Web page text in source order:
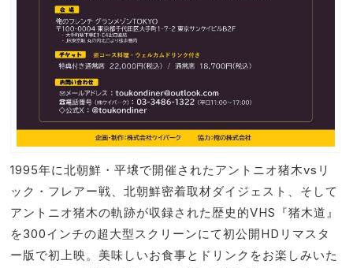
1995年に北朝鮮・平壌で開催されたアントニオ猪木vsリ
ック・フレアー戦、北朝鮮密着取材ダイジェスト、そして
アントニオ猪木の軌跡が収録された歴史的VHS『猪木道』
を300インチの超大型スクリーンにて初公開HDリマスタ
ー版で初上映。美味しいお食事とドリンクをお楽しみいた